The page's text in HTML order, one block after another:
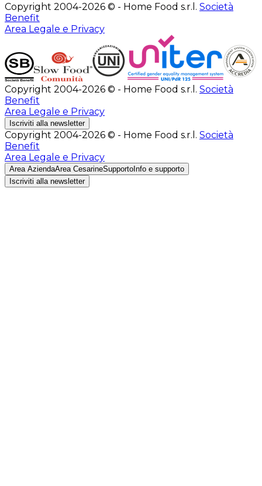
Copyright 2004-2026 © - Home Food s.r.l. Società
Benefit
Area Legale e Privacy
Copyright 2004-2026 © - Home Food s.r.l. Società
Benefit
Area Legale e Privacy
Iscriviti alla newsletter
Copyright 2004-2026 © - Home Food s.r.l. Società
Benefit
Area Legale e Privacy
Area AziendaArea CesarineSupporto Info e supporto
Iscriviti alla newsletter